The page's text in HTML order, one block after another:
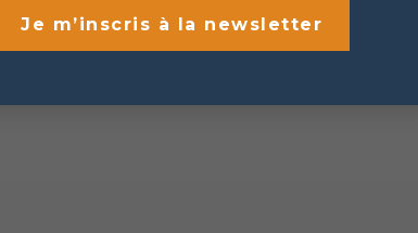
Je m’inscris à la newsletter